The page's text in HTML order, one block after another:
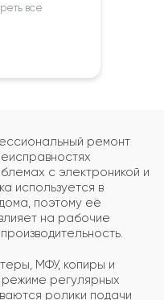
все
ремонт
с электроникой и
используется в
поэтому её
на рабочие
МФУ, копиры и
регулярных
ролики подачи